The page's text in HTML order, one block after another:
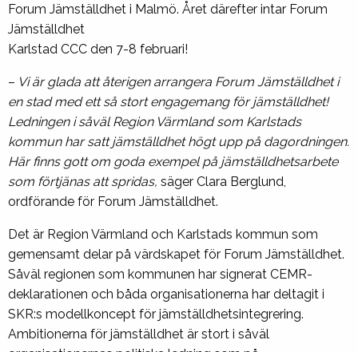
Forum Jämställdhet i Malmö. Året därefter intar Forum
Jämställdhet
Karlstad CCC den 7-8 februari!
– Vi är glada att återigen arrangera Forum Jämställdhet i
en stad med ett så stort engagemang för jämställdhet!
Ledningen i såväl Region Värmland som Karlstads
kommun har satt jämställdhet högt upp på dagordningen.
Här finns gott om goda exempel på jämställdhetsarbete
som förtjänas att spridas, säger Clara Berglund,
ordförande för Forum Jämställdhet.
Det är Region Värmland och Karlstads kommun som
gemensamt delar på värdskapet för Forum Jämställdhet.
Såväl regionen som kommunen har signerat CEMR-
deklarationen och båda organisationerna har deltagit i
SKR:s modellkoncept för jämställdhetsintegrering.
Ambitionerna för jämställdhet är stort i såväl